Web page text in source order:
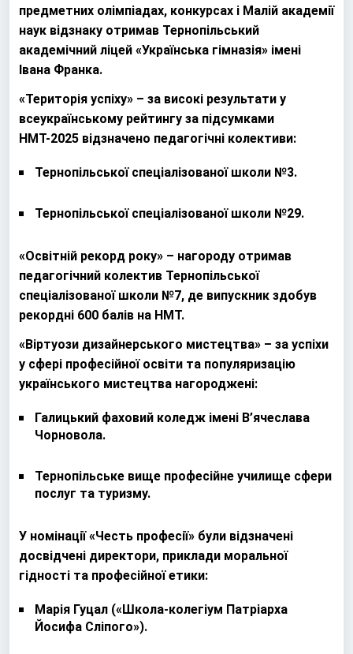
предметних олімпіадах, конкурсах і Малій академії
наук відзнаку отримав Тернопільський
академічний ліцей «Українська гімназія» імені
Івана Франка.
«Територія успіху» – за високі результати у
всеукраїнському рейтингу за підсумками
НМТ-2025 відзначено педагогічні колективи:
Тернопільської спеціалізованої школи №3.
Тернопільської спеціалізованої школи №29.
«Освітній рекорд року» – нагороду отримав
педагогічний колектив Тернопільської
спеціалізованої школи №7, де випускник здобув
рекордні 600 балів на НМТ.
«Віртуози дизайнерського мистецтва» – за успіхи
у сфері професійної освіти та популяризацію
українського мистецтва нагороджені:
Галицький фаховий коледж імені В’ячеслава
Чорновола.
Тернопільське вище професійне училище сфери
послуг та туризму.
У номінації «Честь професії» були відзначені
досвідчені директори, приклади моральної
гідності та професійної етики:
Марія Гуцал («Школа-колегіум Патріарха
Йосифа Сліпого»).